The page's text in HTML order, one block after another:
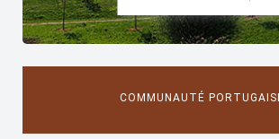
COMMUNAUTÉ